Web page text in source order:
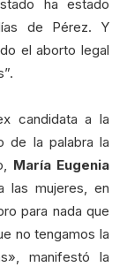
ha estado
de Pérez. Y
el aborto legal
candidata a la
de la palabra la
María Eugenia
las mujeres, en
para nada que
no tengamos la
manifestó la